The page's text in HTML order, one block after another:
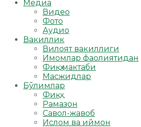
Медиа
Видео
Фото
Аудио
Вакиллик
Вилоят вакиллиги
Имомлар фаолиятидан
Фиқҳ мактаби
Масжидлар
Бўлимлар
Фиқҳ
Рамазон
Савол-жавоб
Ислом ва иймон